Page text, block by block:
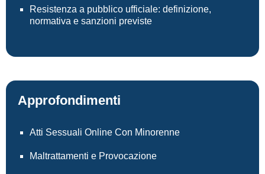
Resistenza a pubblico ufficiale: definizione,
normativa e sanzioni previste
Approfondimenti
Atti Sessuali Online Con Minorenne
Maltrattamenti e Provocazione